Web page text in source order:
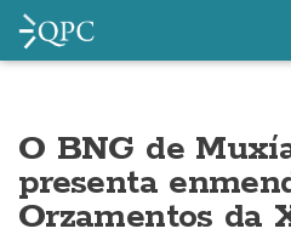
O BNG de
presenta
Orzamentos da